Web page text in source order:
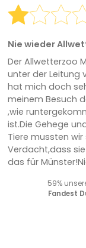
Nie wieder
Der Allwetterzoo
unter der Leitung
hat mich doch
meinem Besuch
,wie
ist.Die Gehege
Tiere mussten
Verdacht,dass
das für
59%
Fandest